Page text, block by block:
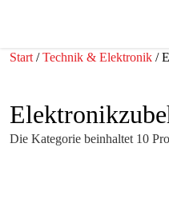
Start /Technik & Elektronik /
Die Kategorie beinhaltet 10